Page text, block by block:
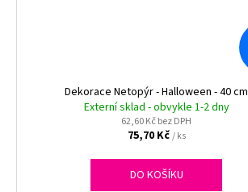
Dekorace Netopýr - Halloween - 40 cm
Externí sklad - obvykle 1-2 dny
62,60 Kč bez DPH
75,70 Kč/ ks
DO KOŠÍKU